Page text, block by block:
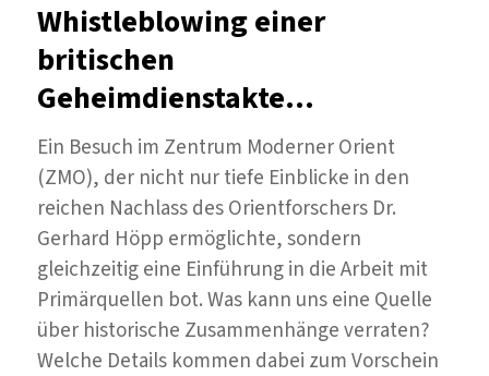
Whistleblowing einer
britischen
Geheimdienstakte…
Ein Besuch im Zentrum Moderner Orient
(ZMO), der nicht nur tiefe Einblicke in den
reichen Nachlass des Orientforschers Dr.
Gerhard Höpp ermöglichte, sondern
gleichzeitig eine Einführung in die Arbeit mit
Primärquellen bot. Was kann uns eine Quelle
über historische Zusammenhänge verraten?
Welche Details kommen dabei zum Vorschein